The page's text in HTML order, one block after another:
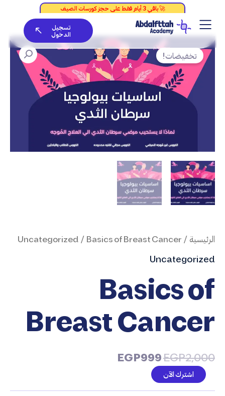
تسجيل
الدخول
تخفيضات!
الرئيسية /
Uncategorized / Basics of Breast Cancer
Uncategorized
Basics of
Breast Cancer
EGP2,000
السعر
الأصلي
هو:
EGP2,000.
EGP999
السعر
الحالي
هو:
EGP999.
كمية
Basics
of
Breast
Cancer
اشترك الآن